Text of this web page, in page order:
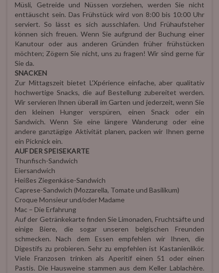
Müsli, Getreide und Nüssen vorziehen, werden Sie nicht
enttäuscht sein. Das Frühstück wird von 8:00 bis 10:00 Uhr
serviert. So lässt es sich ausschlafen. Und Frühaufsteher
können sich freuen. Wenn Sie aufgrund der Buchung einer
Kanutour oder aus anderen Gründen früher frühstücken
möchten; Zögern Sie nicht, uns zu fragen! Wir sind gerne für
Sie da.
SNACKEN
Zur Mittagszeit bietet L'Xpérience einfache, aber qualitativ
hochwertige Snacks, die auf Bestellung zubereitet werden.
Wir servieren Ihnen überall im Garten und jederzeit, wenn Sie
den kleinen Hunger verspüren, einen Snack oder ein
Sandwich. Wenn Sie eine längere Wanderung oder eine
andere ganztägige Aktivität planen, packen wir Ihnen gerne
ein Picknick ein.
AUF DER SPEISEKARTE
Thunfisch-Sandwich
Eiersandwich
Heißes Ziegenkäse-Sandwich
Caprese-Sandwich (Mozzarella, Tomate und Basilikum)
Croque Monsieur und/oder Madame
Mac – Die Erfahrung
Auf der Getränkekarte finden Sie Limonaden, Fruchtsäfte und
einige Biere, die sogar unseren belgischen Freunden
schmecken. Nach dem Essen empfehlen wir Ihnen, die
Digestifs zu probieren. Sehr zu empfehlen ist Kastanienlikör.
Viele Franzosen trinken als Aperitif einen 51 oder einen
Pastis. Die Hausweine stammen aus dem Keller Lablachère.